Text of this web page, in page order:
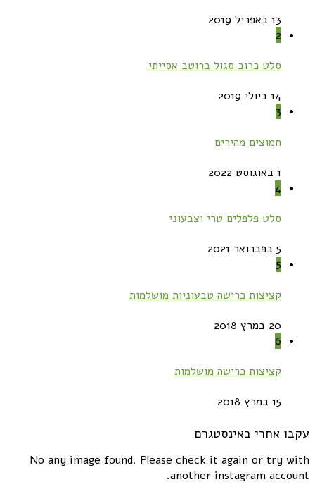
13 באפריל 2019
2
סלט כרוב סגול ברוטב אסייתי
14 ביולי 2019
3
חמוצים מהירים
1 באוגוסט 2022
4
סלט פלפלים טרי וצבעוני
5 בפברואר 2021
5
קציצות כרישה טבעוניות מושלמות
20 במרץ 2018
6
קציצות כרישה מושלמות
15 במרץ 2018
עקבו אחרי באינסטגרם
No any image found. Please check it again or try with
another instagram account.